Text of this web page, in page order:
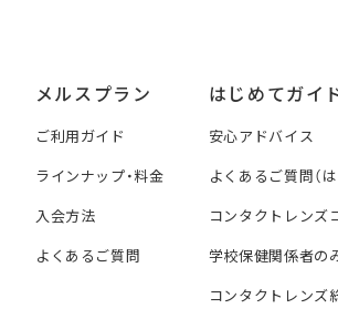
メルスプラン
ご利用ガイド
ラインナップ・料金
入会方法
よくあるご質問
はじめてガイ
安心アドバイス
よくあるご質問（
コンタクトレンズ
学校保健関係者の
コンタクトレンズ